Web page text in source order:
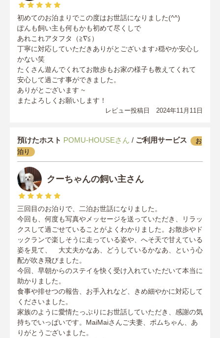
初めてのお泊まりでこの度はお世話になりました(^^)
ぽんも飼い主も何もかも初めて尽くしで
あれこれアタフタ（≧∇≦）
丁寧に対応していただきありがとございます♪穏やか安心し
かない笑
たくさん遊んでくれてお散歩もお家の様子も教えてくれて
安心して過ごす事ができました。
ありがとございます ~
またよろしくお願いします！
レビュー投稿日 2024年11月11日
預けたホスト POMU-HOUSEさん / ご利用サービス
お
泊り
クーちゃんの飼い主さん
三回目のお泊りで、二泊お世話になりました。
今回も、何度も写真やメッセージを送っていただき、リラッ
クスして過ごせていることがよくわかりました。お散歩やド
ックランで楽しそうに走っている姿や、へそ天で甘えている
姿を見て、 大丈夫かなあ、どうしているかなあ、という心
配が吹き飛びました。
今回、早朝からのステイを快く受け入れていただいて本当に
助かりました。
食事や排せつの報告、お手入れなど、きめ細やかに対応して
くださいました。
家族のように愛情たっぷりにお世話していただき、感謝の気
持ちでいっぱいです。MaiMaiさんご夫妻、ポムちゃん、あ
りがとうございました。